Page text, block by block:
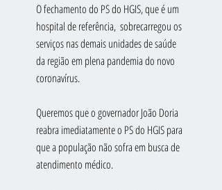
O fechamento do PS do HGIS, que é um
hospital de referência,  sobrecarregou os
serviços nas demais unidades de saúde
da região em plena pandemia do novo
coronavírus.
Queremos que o governador João Doria
reabra imediatamente o PS do HGIS para
que a população não sofra em busca de
atendimento médico.